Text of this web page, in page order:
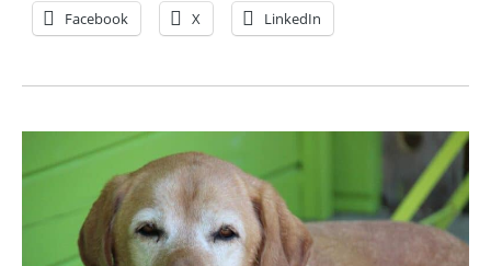
Facebook X LinkedIn